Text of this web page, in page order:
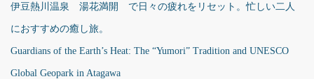
伊豆熱川温泉 湯花満開 で日々の疲れをリセット。忙しい二人
におすすめの癒し旅。
Guardians of the Earth’s Heat: The “Yumori” Tradition and UNESCO
Global Geopark in Atagawa